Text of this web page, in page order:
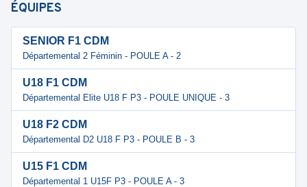
ÉQUIPES
SENIOR F1 CDM
Départemental 2 Féminin - POULE A - 2
U18 F1 CDM
Départemental Elite U18 F P3 - POULE UNIQUE - 3
U18 F2 CDM
Départemental D2 U18 F P3 - POULE B - 3
U15 F1 CDM
Départemental 1 U15F P3 - POULE A - 3